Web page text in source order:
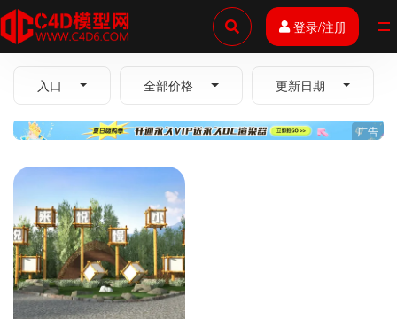
登录/注册
入口 全部价格 更新日期
广告
全部